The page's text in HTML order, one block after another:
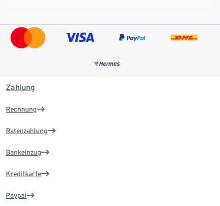
Zahlung
Rechnung
Ratenzahlung
Bankeinzug
Kreditkarte
Paypal